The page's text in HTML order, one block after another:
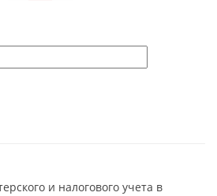
и налогового учета в